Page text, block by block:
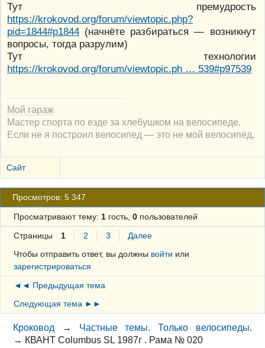
Тут премудрость
https://krokovod.org/forum/viewtopic.php?
pid=1844#p1844 (начнёте разбираться — возникнут
вопросы, тогда разрулим)
Тут технологии
https://krokovod.org/forum/viewtopic.ph … 539#p97539
Мой гараж
Мастер спорта по езде за хлебушком на велосипеде.
Если не я построил велосипед — это не мой велосипед.
Сайт
Просмотров: 5 347
Просматривают тему: 1гость, 0пользователей
Страницы 1 2 3
Далее
Чтобы отправить ответ, вы должны войти или
зарегистрироваться
◄◄ Предыдущая тема
Следующая тема ►►
Кроковод → Частные темы. Только велосипеды.
→ КВАНТ Columbus SL 1987г . Рама № 020